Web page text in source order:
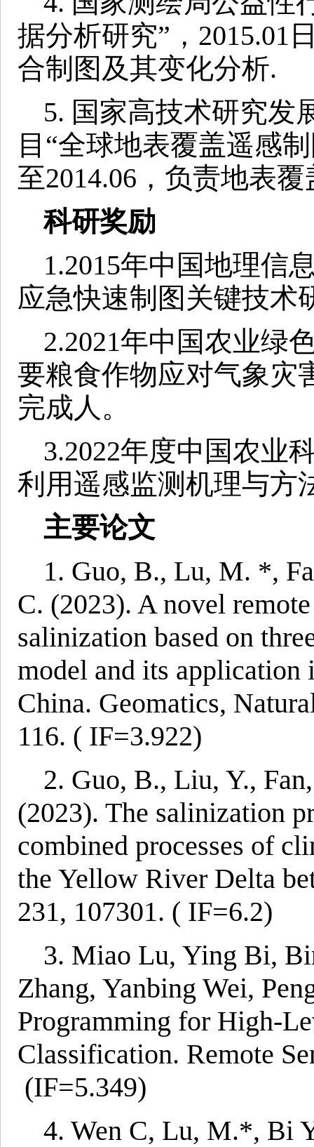
据分析研究”，2015.01
合制图及其变化分析.
5. 国家高技术研究发
目“全球地表覆盖遥感
至2014.06，负责地表
科研奖励
1.2015年中国地理信
应急快速制图关键技术
2.2021年中国农业绿
要粮食作物应对气象灾
完成人。
3.2022年度中国农业
利用遥感监测机理与方
主要论文
1. Guo, B., Lu, M. *,
C. (2023). A novel
salinization based on
model and its
China. Geomatics,
116. ( IF=3.922)
2. Guo, B., Liu, Y.,
(2023). The salinization
combined processes of
the Yellow River Delta
231, 107301. ( IF=6.2)
3. Miao Lu, Ying Bi,
Zhang, Yanbing Wei,
Programming for High-
Classification. Remote
(IF=5.349)
4. Wen C, Lu, M.*, Bi